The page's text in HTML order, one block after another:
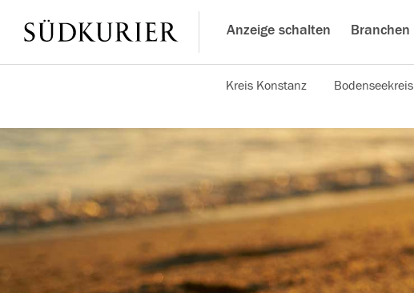
Anzeige schalten Branchen
Kreis Konstanz Bodenseekreis